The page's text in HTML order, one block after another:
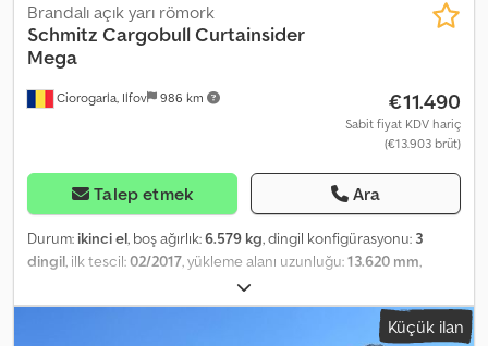
Ciorogarla, Ilfov 986 km
Brandalı açık yarı römork
Schmitz CargobullCurtainsider
Mega
€11.490
Sabit fiyat KDV hariç
(€13.903 brüt)
Talep etmek Ara
Durum: ikinci el, boş ağırlık:6.579 kg, dingil konfigürasyonu: 3
dingil, ilk tescil:02/2017, yükleme alanı uzunluğu:13.620 mm,
2.480 mm, yükleme alanı yüksekliği:
mm, yükleme alanı hacmi:97 m³, süspansiyon:hava, lastik boyutu:
, Üretim yılı:
Küçük ilan